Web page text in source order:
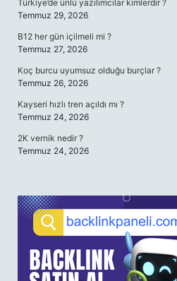
Türkiye’de ünlü yazılımcılar kimlerdir ?
Temmuz 29, 2026
B12 her gün içilmeli mi ?
Temmuz 27, 2026
Koç burcu uyumsuz olduğu burçlar ?
Temmuz 26, 2026
Kayseri hızlı tren açıldı mı ?
Temmuz 24, 2026
2K vernik nedir ?
Temmuz 24, 2026